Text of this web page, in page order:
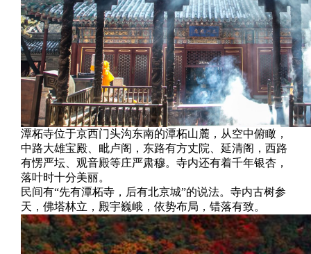
潭柘寺位于京西门头沟东南的潭柘山麓，从空中俯瞰，
中路大雄宝殿、毗卢阁，东路有方丈院、延清阁，西路
有愣严坛、观音殿等庄严肃穆。寺内还有着千年银杏，
落叶时十分美丽。
民间有“先有潭柘寺，后有北京城”的说法。寺内古树参
天，佛塔林立，殿宇巍峨，依势布局，错落有致。